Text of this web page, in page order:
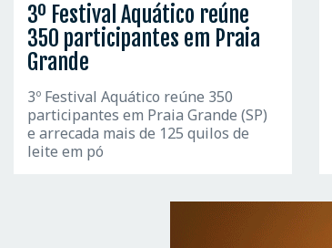
3º Festival Aquático reúne
350 participantes em Praia
Grande
3º Festival Aquático reúne 350
participantes em Praia Grande (SP)
e arrecada mais de 125 quilos de
leite em pó